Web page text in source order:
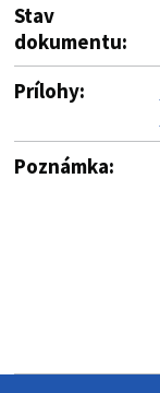
Stav
dokumentu:
Prílohy:
Poznámka: